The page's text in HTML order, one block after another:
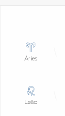
Áries
Leão